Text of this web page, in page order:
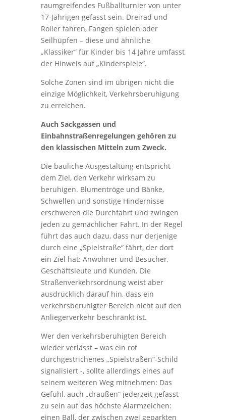
raumgreifendes Fußballturnier von unter
17-Jährigen gefasst sein. Dreirad und
Roller fahren, Fangen spielen oder
Seilhüpfen – diese und ähnliche
„Klassiker“ für Kinder bis 14 Jahre umfasst
der Hinweis auf „Kinderspiele“.
Solche Zonen sind im übrigen nicht die
einzige Möglichkeit, Verkehrsberuhigung
zu erreichen.
Auch Sackgassen und
Einbahnstraßenregelungen gehören zu
den klassischen Mitteln zum Zweck.
Die bauliche Ausgestaltung entspricht
dem Ziel, den Verkehr wirksam zu
beruhigen. Blumentröge und Bänke,
Schwellen und sonstige Hindernisse
erschweren die Durchfahrt und zwingen
jeden zu gemächlicher Fahrt. In der Regel
führt das auch dazu, dass nur derjenige
durch eine „Spielstraße“ fährt, der dort
ein Ziel hat: Anwohner und Besucher,
Geschäftsleute und Kunden. Die
Straßenverkehrsordnung weist aber
ausdrücklich darauf hin, dass ein
verkehrsberuhigter Bereich nicht auf den
Anliegerverkehr beschränkt ist.
Wer den verkehrsberuhigten Bereich
wieder verlässt – was ein rot
durchgestrichenes „Spielstraßen“-Schild
signalisiert -, sollte allerdings eines auf
seinem weiteren Weg mitnehmen: Das
Gefühl, auch „draußen“ jederzeit gefasst
zu sein auf das höchste Alarmzeichen:
einen Ball, der zwischen zwei geparkten